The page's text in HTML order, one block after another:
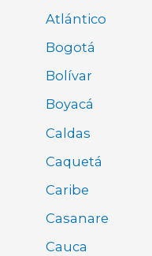
Atlántico
Bogotá
Bolívar
Boyacá
Caldas
Caquetá
Caribe
Casanare
Cauca